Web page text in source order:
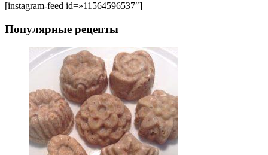
[instagram-feed id=»11564596537″]
Популярные рецепты